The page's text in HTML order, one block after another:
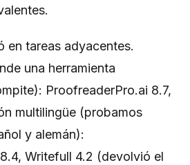
en tareas adyacentes.
una herramienta
ProofreaderPro.ai 8.7,
multilingüe (probamos
y alemán):
Writefull 4.2 (devolvió el